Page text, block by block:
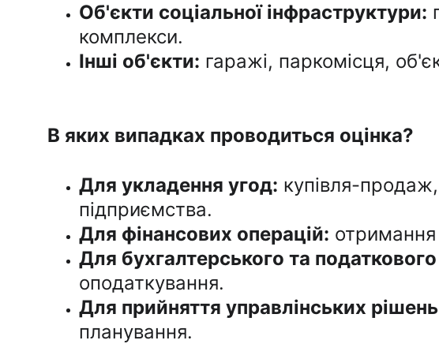
Об'єкти соціальної інфраструктури:
комплекси.
Інші об'єкти: гаражі, паркомісця,
В яких випадках проводиться оцінка?
Для укладення угод: купівля-
підприємства.
Для фінансових операцій: отримання
Для бухгалтерського та податкового
оподаткування.
Для прийняття управлінських
планування.